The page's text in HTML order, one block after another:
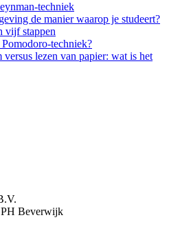
techniek
de manier waarop je studeert?
vijf stappen
techniek?
versus lezen van papier: wat is het
Beverwijk